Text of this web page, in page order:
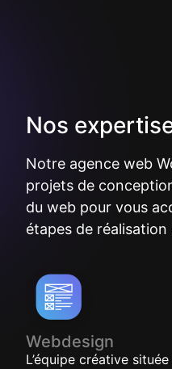
Nos
Notre agence web
projets de
du web pour vous
étapes de
Webdesign
L’équipe créative